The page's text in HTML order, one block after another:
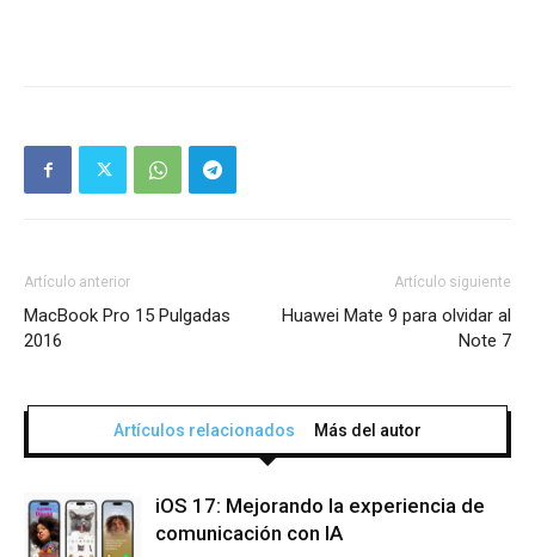
Artículo anterior
MacBook Pro 15 Pulgadas
2016
Artículo siguiente
Huawei Mate 9 para olvidar al
Note 7
Artículos relacionados Más del autor
iOS 17: Mejorando la experiencia de
comunicación con IA